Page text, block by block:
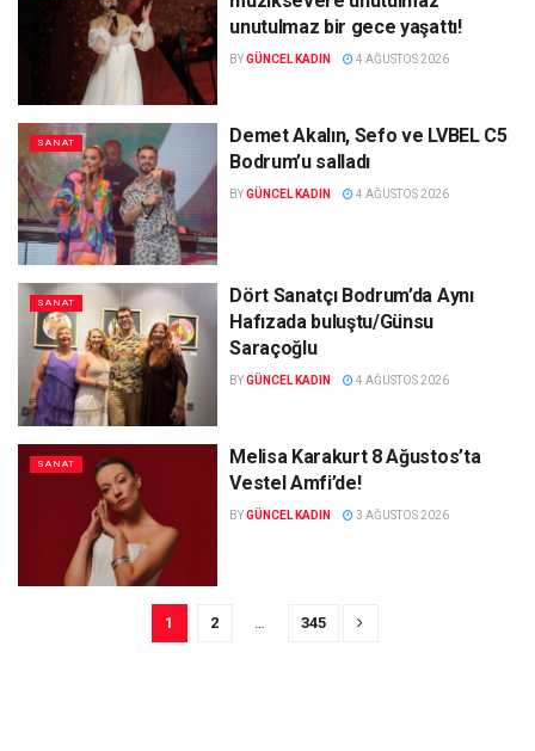
unutulmaz bir gece yaşattı!
BYGÜNCEL KADIN 4 AĞUSTOS 2026
SANAT
Demet Akalın, Sefo ve LVBEL C5
Bodrum’u salladı
BYGÜNCEL KADIN 4 AĞUSTOS 2026
SANAT
Dört Sanatçı Bodrum’da Aynı
Hafızada buluştu/Günsu
Saraçoğlu
BYGÜNCEL KADIN 4 AĞUSTOS 2026
SANAT
Melisa Karakurt 8 Ağustos’ta
Vestel Amfi’de!
BYGÜNCEL KADIN 3 AĞUSTOS 2026
1 2 … 345